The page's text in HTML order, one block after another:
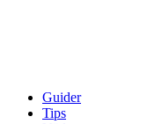
Guider
Tips